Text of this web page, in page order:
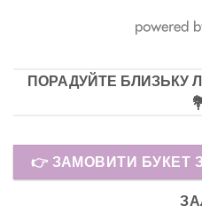
ПОРАДУЙТЕ БЛИЗЬКУ
👉 ЗАМОВИТИ БУКЕТ